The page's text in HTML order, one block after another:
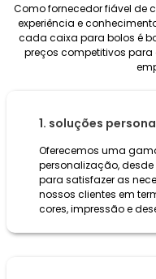
Como fornecedor fiável de
experiência e
cada caixa para bolos é
preços competitivos
1. soluções
Oferecemos uma
personalização,
para satisfazer as
nossos clientes em
cores, impressão e